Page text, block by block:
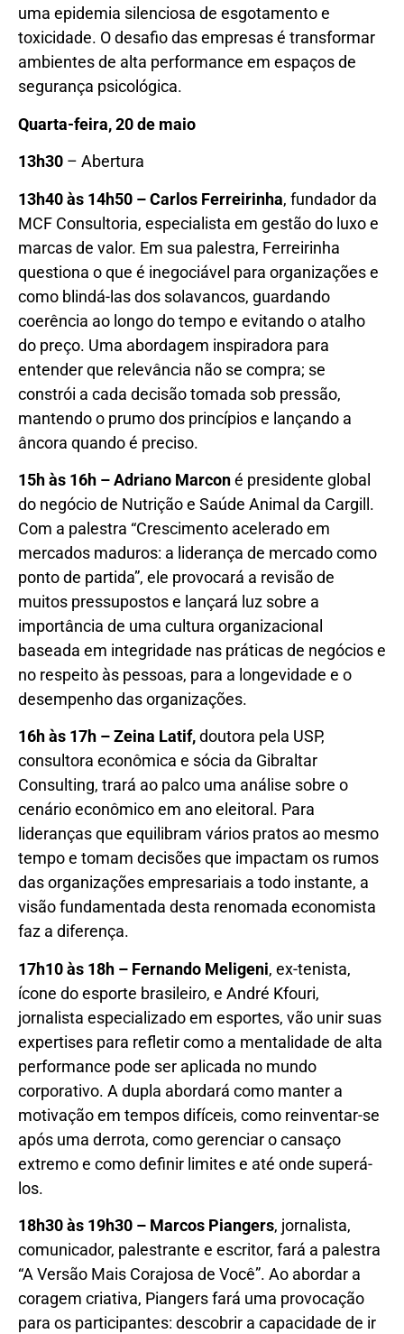
uma epidemia silenciosa de esgotamento e
toxicidade. O desafio das empresas é transformar
ambientes de alta performance em espaços de
segurança psicológica.
Quarta-feira, 20 de maio
13h30 – Abertura
13h40 às 14h50 – Carlos Ferreirinha, fundador da
MCF Consultoria, especialista em gestão do luxo e
marcas de valor. Em sua palestra, Ferreirinha
questiona o que é inegociável para organizações e
como blindá-las dos solavancos, guardando
coerência ao longo do tempo e evitando o atalho
do preço. Uma abordagem inspiradora para
entender que relevância não se compra; se
constrói a cada decisão tomada sob pressão,
mantendo o prumo dos princípios e lançando a
âncora quando é preciso.
15h às 16h – Adriano Marconé presidente global
do negócio de Nutrição e Saúde Animal da Cargill.
Com a palestra “Crescimento acelerado em
mercados maduros: a liderança de mercado como
ponto de partida”, ele provocará a revisão de
muitos pressupostos e lançará luz sobre a
importância de uma cultura organizacional
baseada em integridade nas práticas de negócios e
no respeito às pessoas, para a longevidade e o
desempenho das organizações.
16h às 17h – Zeina Latif,doutora pela USP,
consultora econômica e sócia da Gibraltar
Consulting, trará ao palco uma análise sobre o
cenário econômico em ano eleitoral. Para
lideranças que equilibram vários pratos ao mesmo
tempo e tomam decisões que impactam os rumos
das organizações empresariais a todo instante, a
visão fundamentada desta renomada economista
faz a diferença.
17h10 às 18h – Fernando Meligeni, ex-tenista,
ícone do esporte brasileiro, e André Kfouri,
jornalista especializado em esportes, vão unir suas
expertises para refletir como a mentalidade de alta
performance pode ser aplicada no mundo
corporativo. A dupla abordará como manter a
motivação em tempos difíceis, como reinventar-se
após uma derrota, como gerenciar o cansaço
extremo e como definir limites e até onde superá-
los.
18h30 às 19h30 – Marcos Piangers, jornalista,
comunicador, palestrante e escritor, fará a palestra
“A Versão Mais Corajosa de Você”. Ao abordar a
coragem criativa, Piangers fará uma provocação
para os participantes: descobrir a capacidade de ir